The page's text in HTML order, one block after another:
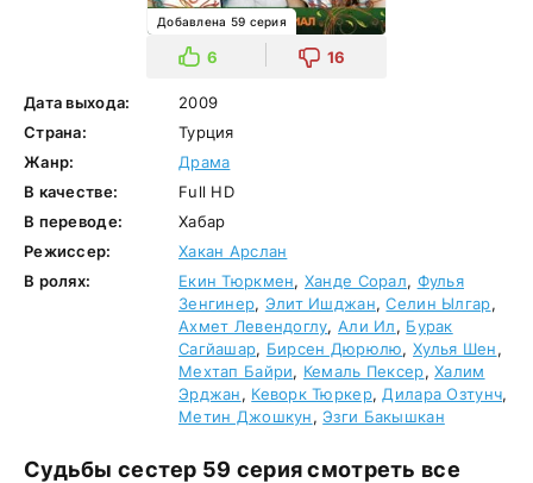
Добавлена 59 серия
6 16
Дата выхода:
2009
Страна:
Турция
Жанр:
Драма
В качестве:
Full HD
В переводе:
Хабар
Режиссер:
Хакан Арслан
В ролях:
Екин Тюркмен, Ханде Сорал, Фулья
Зенгинер, Элит Ишджан,Селин Ылгар,
Ахмет Левендоглу,Али Ил, Бурак
Сагйашар, Бирсен Дюрюлю,Хулья Шен,
Мехтап Байри, Кемаль Пексер,Халим
Эрджан, Кеворк Тюркер, Дилара Озтунч,
Метин Джошкун,Эзги Бакышкан
Судьбы сестер 59 серия смотреть все